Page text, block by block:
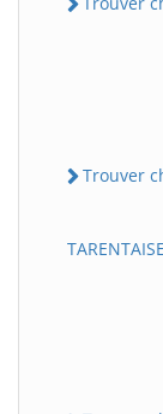
Trouver
TARENTAISE